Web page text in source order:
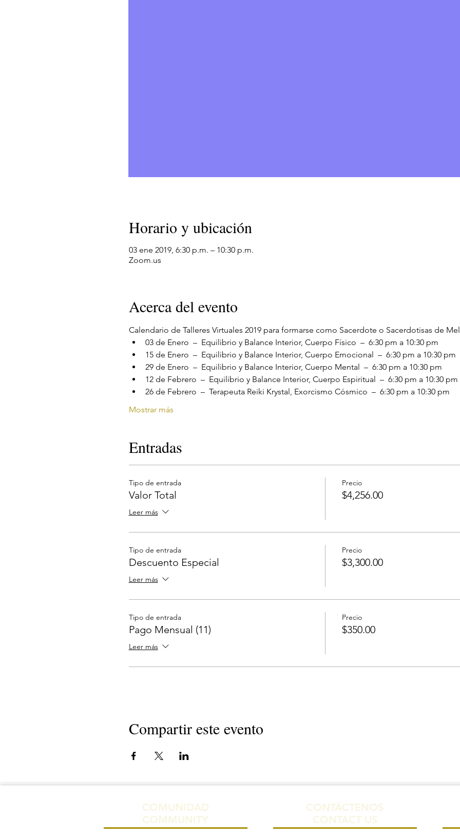
Horario y ubicación
03 ene 2019, 6:30 p.m. – 10:30 p.m.
Zoom.us
Acerca del evento
Calendario de Talleres Virtuales 2019 para formarse como Sacerdote o Sacerdotisas de
Mostrar más
Entradas
Tipo de entrada
Valor Total
Leer más
Precio
$4,256.00
Tipo de entrada
Descuento Especial
Leer más
Precio
$3,300.00
Tipo de entrada
Pago Mensual (11)
Leer más
Precio
$350.00
Compartir este evento
COMUNIDAD
COMMUNITY
CONTÁCTENOS
CONTACT US